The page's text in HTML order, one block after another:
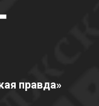
правда»